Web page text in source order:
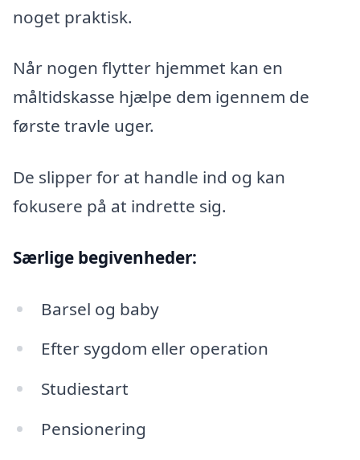
noget praktisk.
Når nogen flytter hjemmet kan en
måltidskasse hjælpe dem igennem de
første travle uger.
De slipper for at handle ind og kan
fokusere på at indrette sig.
Særlige begivenheder:
Barsel og baby
Efter sygdom eller operation
Studiestart
Pensionering